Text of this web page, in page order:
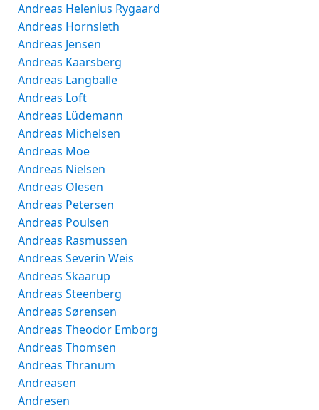
Andreas Helenius Rygaard
Andreas Hornsleth
Andreas Jensen
Andreas Kaarsberg
Andreas Langballe
Andreas Loft
Andreas Lüdemann
Andreas Michelsen
Andreas Moe
Andreas Nielsen
Andreas Olesen
Andreas Petersen
Andreas Poulsen
Andreas Rasmussen
Andreas Severin Weis
Andreas Skaarup
Andreas Steenberg
Andreas Sørensen
Andreas Theodor Emborg
Andreas Thomsen
Andreas Thranum
Andreasen
Andresen